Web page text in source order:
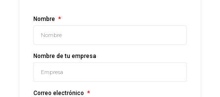
Nombre
Nombre de tu empresa
Correo electrónico